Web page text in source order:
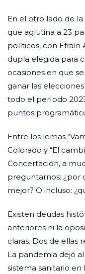
En el otro lado de
que aglutina a 23
políticos, con Efraín
dupla elegida para
ocasiones en que
ganar las
todo el perIodo
puntos
Entre los lemas
Colorado y “El
Concertación, a
preguntarnos: ¿por
mejor? O incluso:
Existen deudas
anteriores ni la
claras. Dos de ellas
La pandemia dejó
sistema sanitario